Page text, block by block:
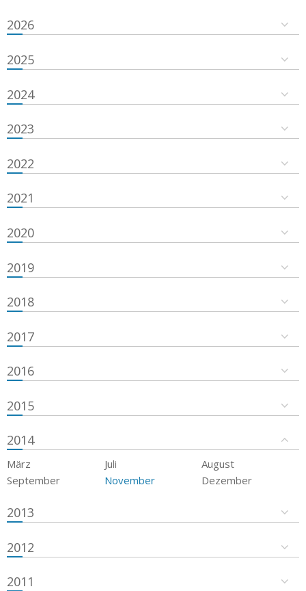
2026
2025
2024
2023
2022
2021
2020
2019
2018
2017
2016
2015
2014
März Juli
August
September
November Dezember
2013
2012
2011